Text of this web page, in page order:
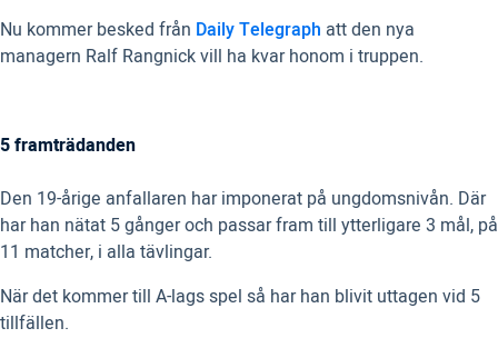
Nu kommer besked från Daily Telegraph att den nya
managern Ralf Rangnick vill ha kvar honom i truppen.
5 framträdanden
Den 19-årige anfallaren har imponerat på ungdomsnivån. Där
har han nätat 5 gånger och passar fram till ytterligare 3 mål, på
11 matcher, i alla tävlingar.
När det kommer till A-lags spel så har han blivit uttagen vid 5
tillfällen.